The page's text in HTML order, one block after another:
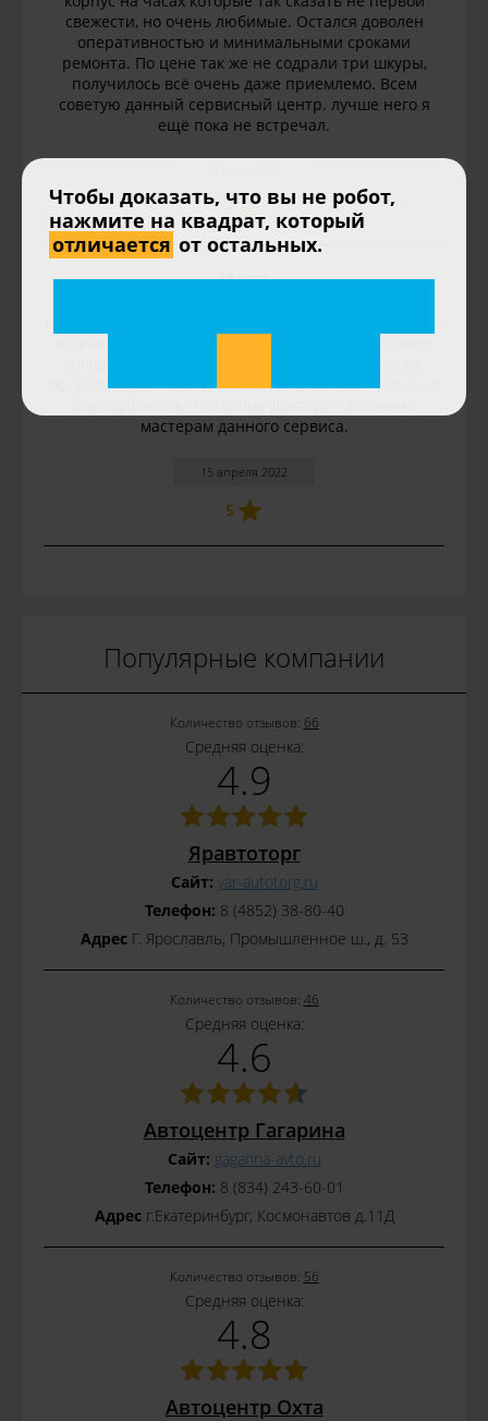
свежести, но очень любимые. Остался доволен
оперативностью и минимальными сроками
ремонта. По цене так же не содрали три шкуры,
получилось всё очень даже приемлемо. Всем
советую данный сервисный центр. лучше него я
ещё пока не встречал.
5
Инга
проделанную работу. Огромное спасибо и большая
мастерам данного сервиса.
15 апреля 2022
5
Популярные компании
Количество отзывов: 66
Средняя оценка:
4.9
Яравтоторг
Сайт: yar-autotorg.ru
Телефон: 8 (4852) 38-80-40
АдресГ. Ярославль, Промышленное ш., д. 53
Количество отзывов: 46
Средняя оценка:
4.6
Автоцентр Гагарина
Сайт: gagarina-avto.ru
Телефон: 8 (834) 243-60-01
Адресг.Екатеринбург, Космонавтов д.11Д
Количество отзывов: 56
Средняя оценка:
4.8
Автоцентр Охта
Чтобы доказать, что вы не робот,
нажмите на квадрат, который
отличается от остальных.